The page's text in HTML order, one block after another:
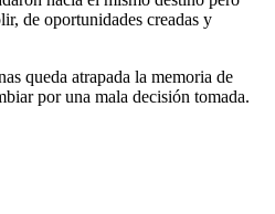
de oportunidades creadas y
queda atrapada la memoria de
por una mala decisión tomada.